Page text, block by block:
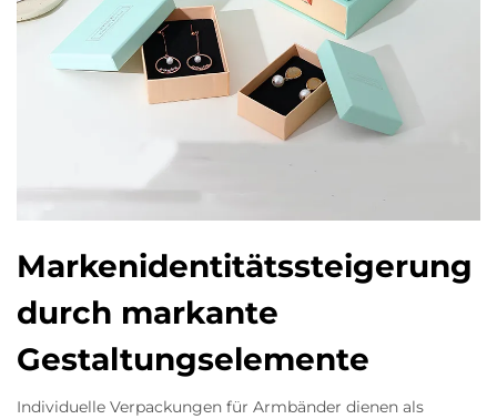
Markenidentitätssteigerung
durch markante
Gestaltungselemente
Individuelle Verpackungen für Armbänder dienen als